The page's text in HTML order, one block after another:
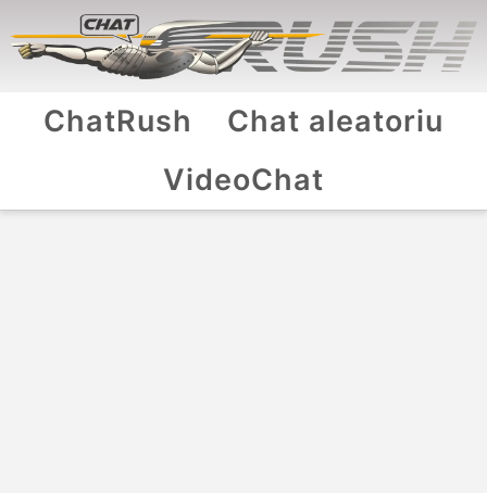
ChatRush
Chat aleatoriu
VideoChat